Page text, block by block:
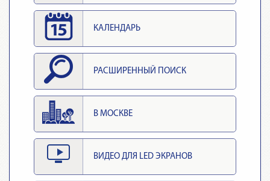
КАЛЕНДАРЬ
РАСШИРЕННЫЙ ПОИСК
В МОСКВЕ
ВИДЕО ДЛЯ LED ЭКРАНОВ